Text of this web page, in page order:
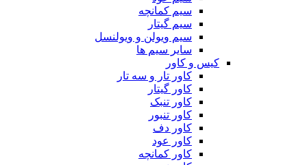
سیم کمانچه
سیم گیتار
سیم ویولن و ویولنسل
سایر سیم ها
کیس و کاور
کاور تار و سه تار
کاور گیتار
کاور تنبک
کاور تنبور
کاور دف
کاور عود
کاور کمانچه